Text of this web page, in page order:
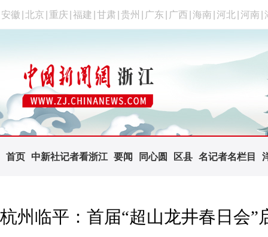
安徽 北京 重庆 福建 甘肃 贵州 广东 广西 海南 河北 河南
首页 中新社记者看浙江 要闻 同心圆 区县 名记者名栏目
杭州临平：首届“超山龙井春日会”